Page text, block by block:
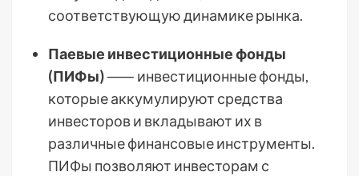
соответствующую динамике рынка.
Паевые инвестиционные фонды
(ПИФы)⸺ инвестиционные фонды,
которые аккумулируют средства
инвесторов и вкладывают их в
различные финансовые инструменты.
ПИФы позволяют инвесторам с